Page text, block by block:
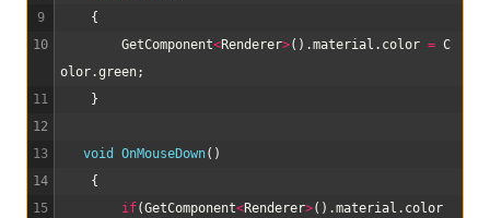
9
10
11
12
13
14
15
{
GetComponent<Renderer>( ) .material . color = C
olor.green;
}
void OnMouseDown( )
{
if(GetComponent<Renderer>( ) .material . color